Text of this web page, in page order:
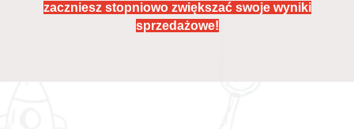
zaczniesz stopniowo zwiększać swoje wyniki
sprzedażowe!